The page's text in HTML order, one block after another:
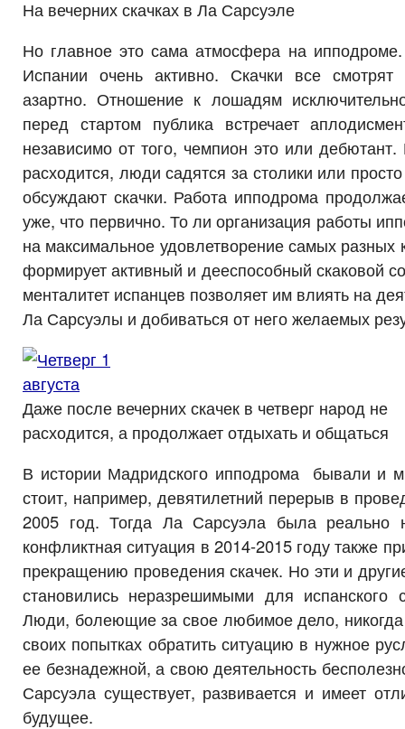
На вечерних скачках в Ла Сарсуэле
Но главное это сама атмосфера на
Испании очень активно. Скачки все
азартно. Отношение к лошадям
перед стартом публика встречает
независимо от того, чемпион это или дебютант.
расходится, люди садятся за столики или
обсуждают скачки. Работа ипподрома
уже, что первично. То ли организация работы
на максимальное удовлетворение самых разных
формирует активный и дееспособный скаковой
менталитет испанцев позволяет им влиять на
Ла Сарсуэлы и добиваться от него желаемых
Даже после вечерних скачек в четверг народ не
расходится, а продолжает отдыхать и общаться
В истории Мадридского ипподрома бывали и
стоит, например, девятилетний перерыв в
2005 год. Тогда Ла Сарсуэла была реально
конфликтная ситуация в 2014-2015 году также
прекращению проведения скачек. Но эти и
становились неразрешимыми для испанского
Люди, болеющие за свое любимое дело, никогда
своих попытках обратить ситуацию в нужное
ее безнадежной, а свою деятельность
Сарсуэла существует, развивается и имеет
будущее.